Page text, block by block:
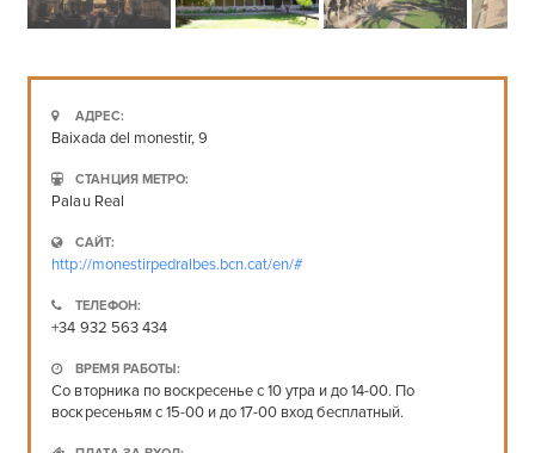
АДРЕС:
Baixada del monestir, 9
СТАНЦИЯ МЕТРО:
Palau Real
САЙТ:
http://monestirpedralbes.bcn.cat/en/#
ТЕЛЕФОН:
+34 932 563 434
ВРЕМЯ РАБОТЫ:
Со вторника по воскресенье с 10 утра и до 14-00. По
воскресеньям с 15-00 и до 17-00 вход бесплатный.